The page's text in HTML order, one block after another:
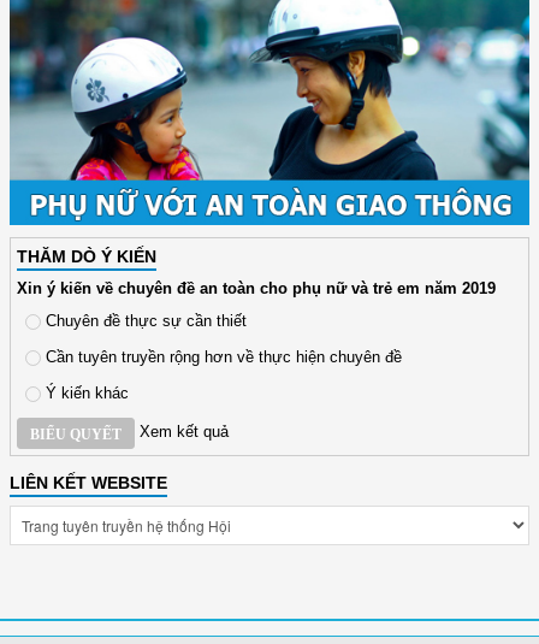
THĂM DÒ Ý KIẾN
Xin ý kiến về chuyên đề an toàn cho phụ nữ và trẻ em năm 2019
Chuyên đề thực sự cần thiết
Cần tuyên truyền rộng hơn về thực hiện chuyên đề
Ý kiến khác
BIỂU QUYẾT Xem kết quả
LIÊN KẾT WEBSITE